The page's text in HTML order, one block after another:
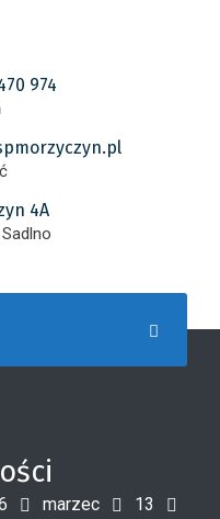
974
4A
marzec
13